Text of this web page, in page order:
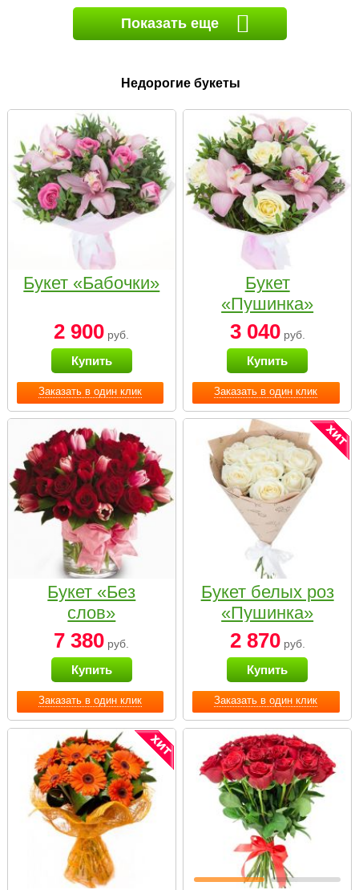
Показать еще
Недорогие букеты
Заказать в один клик
Букет «Бабочки»
2 900 руб.
Купить
Заказать в один клик
Букет
«Пушинка»
3 040руб.
Купить
Заказать в один клик
Букет «Без
слов»
7 380 руб.
Купить
Заказать в один клик
Букет белых роз
«Пушинка»
2 870руб.
Купить